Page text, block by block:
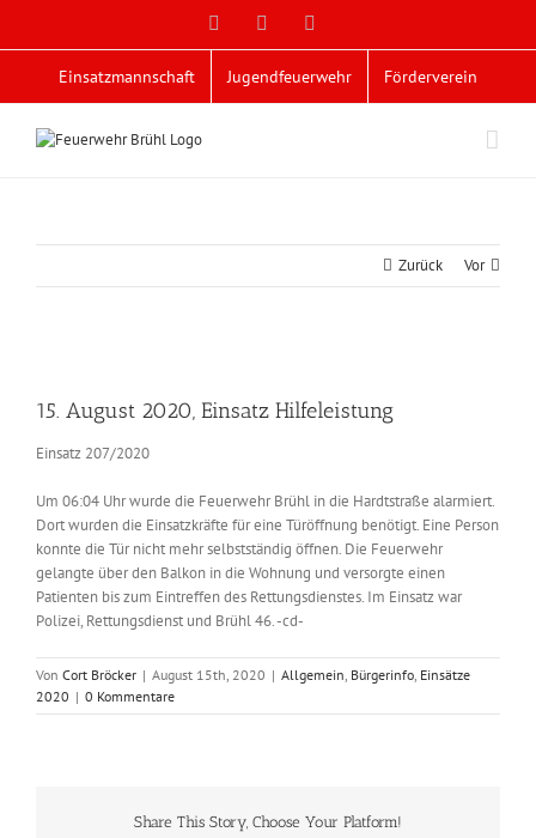
Facebook
Einsatzmannschaft Jugendfeuerwehr Förderverein
Zurück Vor
Bild
15. August 2020, Einsatz Hilfeleistung
Einsatz 207/2020
Um 06:04 Uhr wurde die Feuerwehr Brühl in die Hardtstraße alarmiert.
Dort wurden die Einsatzkräfte für eine Türöffnung benötigt. Eine Person
konnte die Tür nicht mehr selbstständig öffnen. Die Feuerwehr
gelangte über den Balkon in die Wohnung und versorgte einen
Patienten bis zum Eintreffen des Rettungsdienstes. Im Einsatz war
Polizei, Rettungsdienst und Brühl 46. -cd-
Von Cort Bröcker | August 15th, 2020 | Allgemein, Bürgerinfo, Einsätze
2020 | 0 Kommentare
Share This Story, Choose Your Platform!